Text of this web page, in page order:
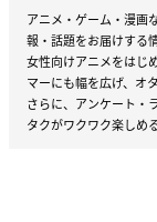
アニメ・ゲーム・漫画
報・話題をお届けする
女性向けアニメをはじ
マーにも幅を広げ、オ
さらに、アンケート・
タクがワクワク楽しめ